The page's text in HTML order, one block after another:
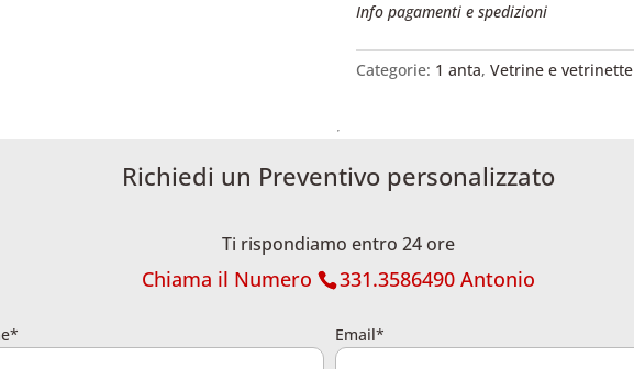
Info pagamenti e spedizioni
Categorie: 1 anta,Vetrine e vetrinette
Richiedi un Preventivo personalizzato
Ti rispondiamo entro 24 ore
Chiama il Numero 331.3586490 Antonio
Email*